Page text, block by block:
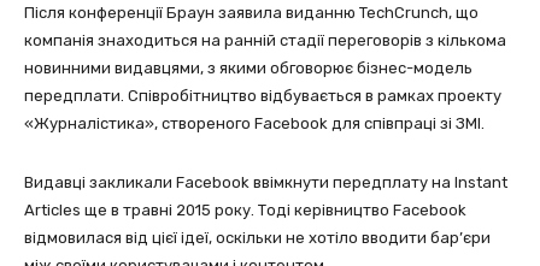
Після конференції Браун заявила виданню TechCrunch, що
компанія знаходиться на ранній стадії переговорів з кількома
новинними видавцями, з якими обговорює бізнес-модель
передплати. Співробітництво відбувається в рамках проекту
«Журналістика», створеного Facebook для співпраці зі ЗМІ.
Видавці закликали Facebook ввімкнути передплату на Instant
Articles ще в травні 2015 року. Тоді керівництво Facebook
відмовилася від цієї ідеї, оскільки не хотіло вводити бар’єри